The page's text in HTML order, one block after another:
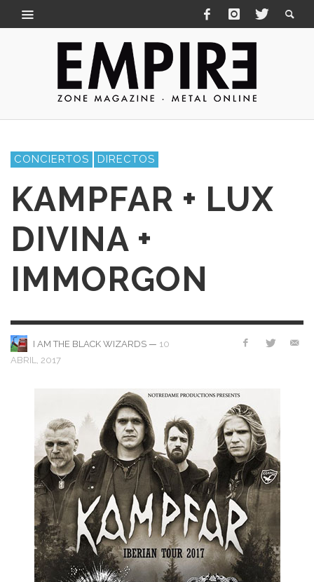
CONCIERTOS DIRECTOS
KAMPFAR + LUX
DIVINA +
IMMORGON
I AM THE BLACK WIZARDS — 10
ABRIL, 2017